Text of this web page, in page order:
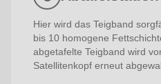
Hier wird das Teigband
bis 10 homogene
abgetafelte Teigband wird
Satellitenkopf erneut